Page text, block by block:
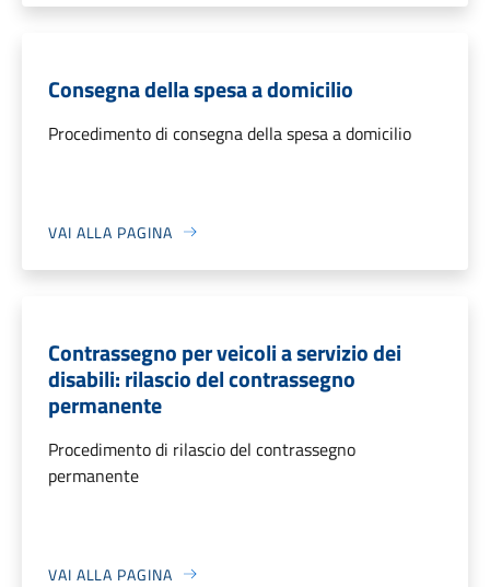
Consegna della spesa a domicilio
Procedimento di consegna della spesa a domicilio
VAI ALLA PAGINA
Contrassegno per veicoli a servizio dei
disabili: rilascio del contrassegno
permanente
Procedimento di rilascio del contrassegno
permanente
VAI ALLA PAGINA